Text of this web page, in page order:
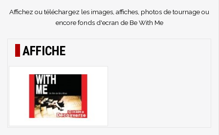
Affichez ou téléchargez les images, affiches, photos de tournage ou
encore fonds d'ecran de Be With Me
AFFICHE